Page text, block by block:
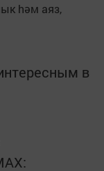
hәм аяз,
в